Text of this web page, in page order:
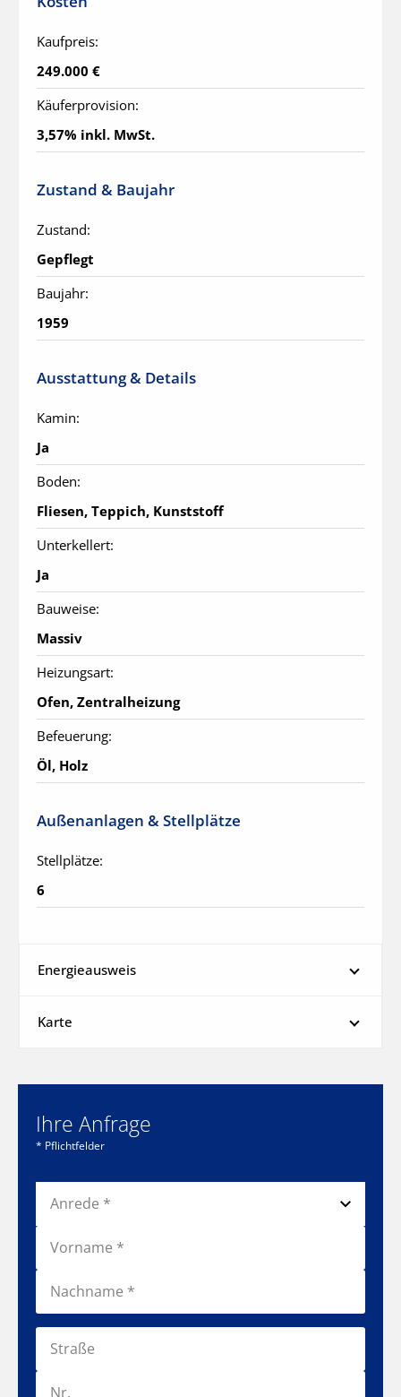
Kaufpreis:
249.000 €
Käuferprovision:
3,57% inkl. MwSt.
Zustand & Baujahr
Zustand:
Gepflegt
Baujahr:
1959
Ausstattung & Details
Kamin:
Ja
Boden:
Fliesen, Teppich, Kunststoff
Unterkellert:
Ja
Bauweise:
Massiv
Heizungsart:
Ofen, Zentralheizung
Befeuerung:
Öl, Holz
Außenanlagen & Stellplätze
Stellplätze:
6
Energieausweis
Karte
Ihre Anfrage
* Pflichtfelder